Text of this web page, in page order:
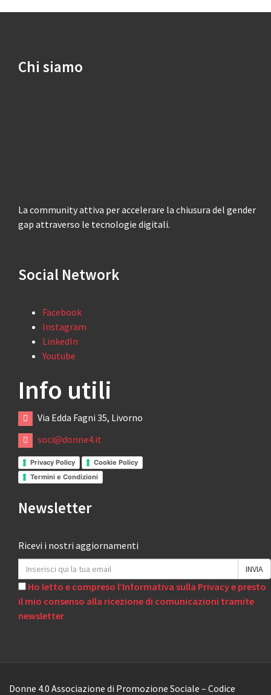
Chi siamo
La community attiva per accelerare la chiusura del gender
gap attraverso le tecnologie digitali.
Social Network
Facebook
Instagram
LinkedIn
Youtube
Info utili
Via Edda Fagni 35, Livorno
soci@donne4.it
Privacy Policy
Cookie Policy
Termini e Condizioni
Newsletter
Ricevi i nostri aggiornamenti
Ho letto e compreso l’Informativa sulla Privacy e presto
il mio consenso alla ricezione di comunicazioni tramite
newsletter
Donne 4.0 Associazione di Promozione Sociale – Codice